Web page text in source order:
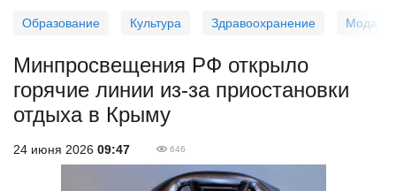
Образование Культура Здравоохранение Мода
Минпросвещения РФ открыло
горячие линии из-за приостановки
отдыха в Крыму
24 июня 2026 09:47 646